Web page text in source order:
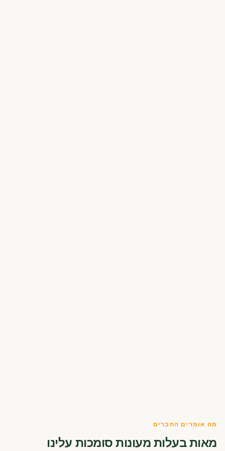
מה אומרים החברים
מאות בעלות מעונות סומכות עלינו